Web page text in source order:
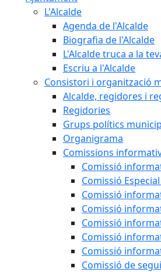
L'Alcalde
Agenda de l'Alcalde
Biografia de l'Alcalde
L'Alcalde truca a la
Escriu a l'Alcalde
Consistori i organització
Alcalde, regidores i
Regidories
Grups polítics
Organigrama
Comissions
Comissió
Comissió
Comissió
Comissió
Comissió
Comissió
Comissió
Comissió de